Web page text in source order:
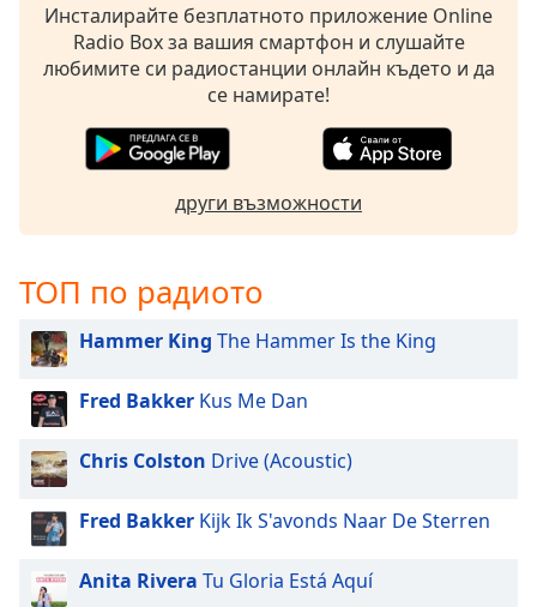
Opacity
Opacity
Font
Size
Text
Edge
Style
Font
Инсталирайте безплатното приложение Online
Radio Box за вашия смартфон и слушайте
любимите си радиостанции онлайн където и да
се намирате!
други възможности
ТОП по радиото
Hammer King The Hammer Is the King
Fred Bakker Kus Me Dan
Chris Colston Drive (Acoustic)
Fred Bakker Kijk Ik S'avonds Naar De Sterren
Anita Rivera Tu Gloria Está Aquí